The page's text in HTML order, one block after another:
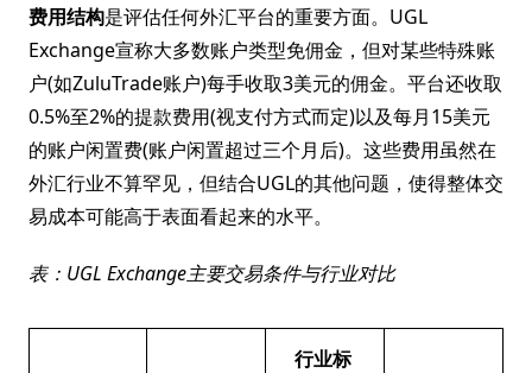
费用结构是评估任何外汇平台的重要方面。UGL
Exchange宣称大多数账户类型免佣金，但对某些特殊账
户(如ZuluTrade账户)每手收取3美元的佣金。平台还收取
0.5%至2%的提款费用(视支付方式而定)以及每月15美元
的账户闲置费(账户闲置超过三个月后)。这些费用虽然在
外汇行业不算罕见，但结合UGL的其他问题，使得整体交
易成本可能高于表面看起来的水平。
表：UGL Exchange主要交易条件与行业对比
行业标